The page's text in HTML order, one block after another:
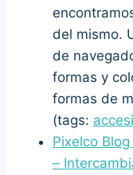
del mismo.
de
formas y
formas de
(tags:
Pixelco Blog
–